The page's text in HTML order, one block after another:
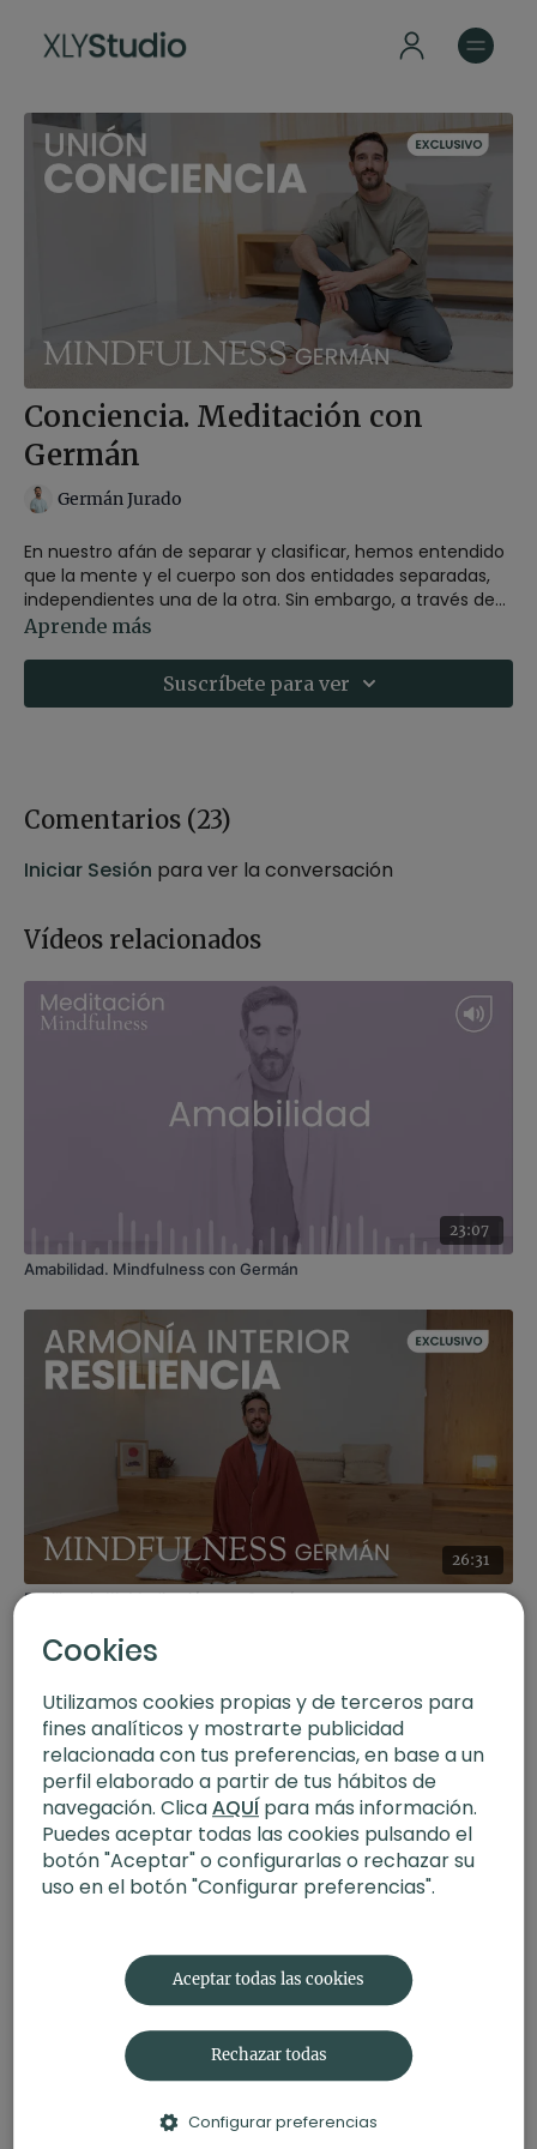
Conciencia. Meditación con
Germán
Germán Jurado
En nuestro afán de separar y clasificar, hemos entendido
que la mente y el cuerpo son dos entidades separadas,
independientes una de la otra. Sin embargo, a través de
la práctica de la meditación vamos comprendiendo que
conciencia universal de la que está hecha todo. En esta
meditación volveremos a conectar con esa conciencia
Aprende más
Suscríbete para ver
Comentarios (23)
Iniciar Sesión para ver la conversación
Vídeos relacionados
23:07
Amabilidad. Mindfulness con Germán
26:31
Resiliencia III. Meditación con Germán
Cookies
Utilizamos cookies propias y de terceros para
fines analíticos y mostrarte publicidad
relacionada con tus preferencias, en base a un
perfil elaborado a partir de tus hábitos de
navegación. ClicaAQUÍpara más información.
Puedes aceptar todas las cookies pulsando el
botón "Aceptar" o configurarlas o rechazar su
uso en el botón "Configurar preferencias".
Aceptar todas las cookies
Rechazar todas
Configurar preferencias